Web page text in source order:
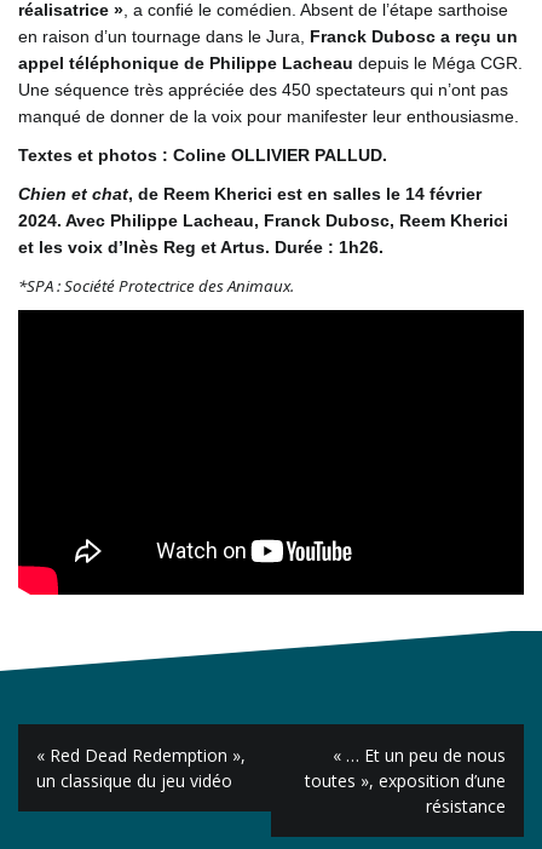
réalisatrice » , a confié le comédien. Absent de l’étape sarthoise
en raison d’un tournage dans le Jura, Franck Dubosc a reçu un
appel téléphonique de Philippe Lacheau depuis le Méga CGR.
Une séquence très appréciée des 450 spectateurs qui n’ont pas
manqué de donner de la voix pour manifester leur enthousiasme.
Textes et photos : Coline OLLIVIER PALLUD.
Chien et chat, de Reem Kherici est en salles le 14 février
2024. Avec Philippe Lacheau, Franck Dubosc, Reem Kherici
et les voix d’Inès Reg et Artus. Durée : 1h26.
*SPA : Société Protectrice des Animaux.
Navigation
de
l’article
« Red Dead Redemption »,
un classique du jeu vidéo
« … Et un peu de nous
toutes », exposition d’une
résistance